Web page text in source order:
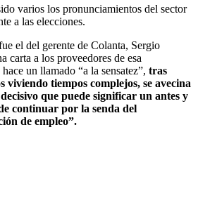
varios los pronunciamientos del sector
a las elecciones.
el del gerente de Colanta, Sergio
carta a los proveedores de esa
un llamado “a la sensatez”, tras
viviendo tiempos complejos, se avecina
que puede significar un antes y
continuar por la senda del
de empleo”.